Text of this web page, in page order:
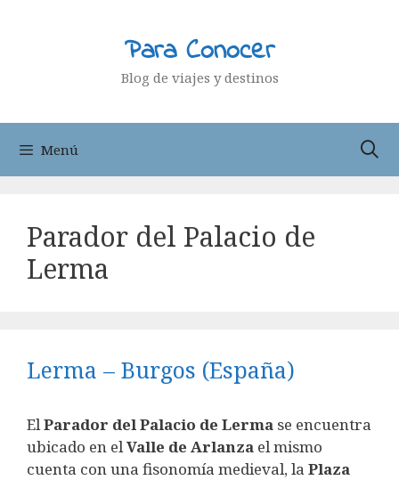
Para Conocer
Blog de viajes y destinos
Menú
Parador del Palacio de
Lerma
Lerma – Burgos (España)
ElParador del Palacio de Lerma se encuentra
ubicado en elValle de Arlanza el mismo
cuenta con una fisonomía medieval, la Plaza